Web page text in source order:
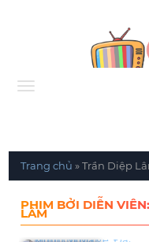
Menu
Trang chủ »Trần Diệp
PHIM BỞI DIỄN
LÂM